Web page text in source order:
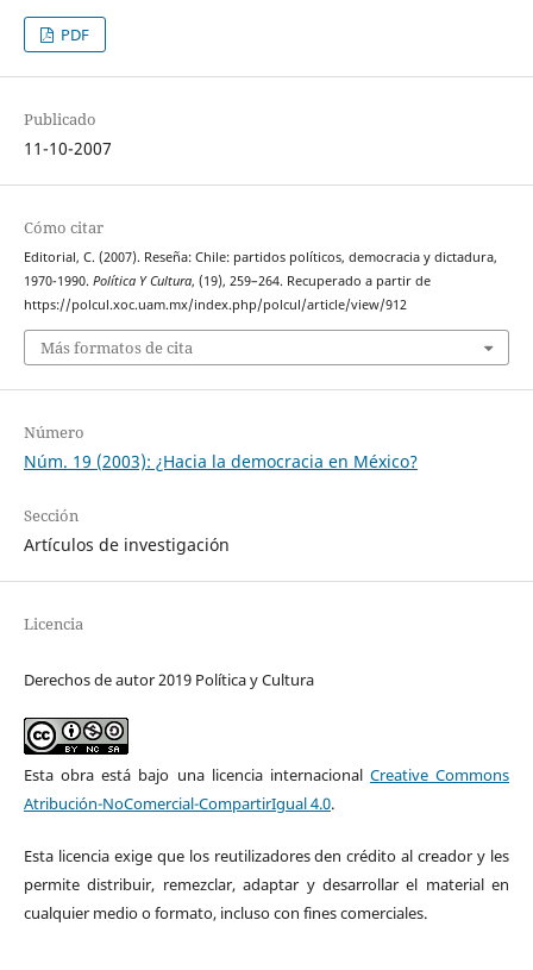
PDF
Publicado
11-10-2007
Cómo citar
Editorial, C. (2007). Reseña: Chile: partidos políticos, democracia y dictadura,
1970-1990. Política Y Cultura, (19), 259–264. Recuperado a partir de
https://polcul.xoc.uam.mx/index.php/polcul/article/view/912
Más formatos de cita
Número
Núm. 19 (2003): ¿Hacia la democracia en México?
Sección
Artículos de investigación
Licencia
Derechos de autor 2019 Política y Cultura
Esta obra está bajo una licencia internacional Creative Commons
Atribución-NoComercial-CompartirIgual 4.0.
Esta licencia exige que los reutilizadores den crédito al creador y les
permite distribuir, remezclar, adaptar y desarrollar el material en
cualquier medio o formato, incluso con fines comerciales.